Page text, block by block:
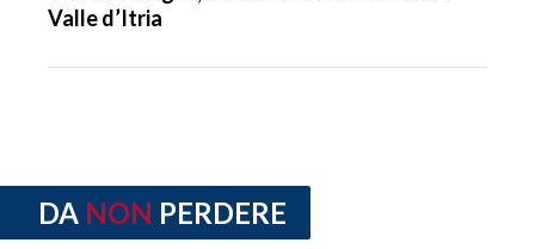
Valle d’Itria
DA NON PERDERE